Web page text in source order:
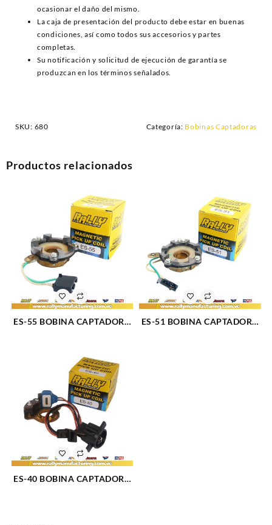
ocasionar el daño del mismo.
La caja de presentación del producto debe estar en buenas
condiciones, así como todos sus accesorios y partes
completas.
Su notificación y solicitud de ejecución de garantía se
produzcan en los términos señalados.
SKU: 680 Categoría: Bobinas Captadoras
Productos relacionados
ES-55 BOBINA CAPTADORA
V6 (679)
ES-51 BOBINA CAPTADORA
ES-40 BOBINA CAPTADORA